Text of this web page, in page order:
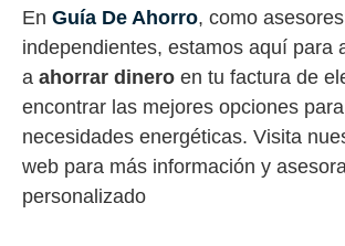
En Guía De Ahorro, como
independientes, estamos aquí para
a ahorrar dinero en tu factura de
encontrar las mejores opciones
necesidades energéticas. Visita
web para más información y
personalizado